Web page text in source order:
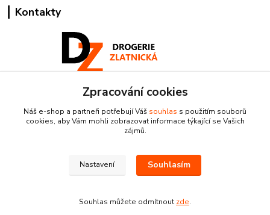
Kontakty
Pracovní doba:
+420 224 818 812
Po-Pá: 8:00-18:00 hod.
Zpracování cookies
Náš e-shop a partneři potřebují Váš souhlas s použitím souborů
cookies, aby Vám mohli zobrazovat informace týkající se Vašich
zájmů.
Nastavení Souhlasím
Souhlas můžete odmítnout zde.